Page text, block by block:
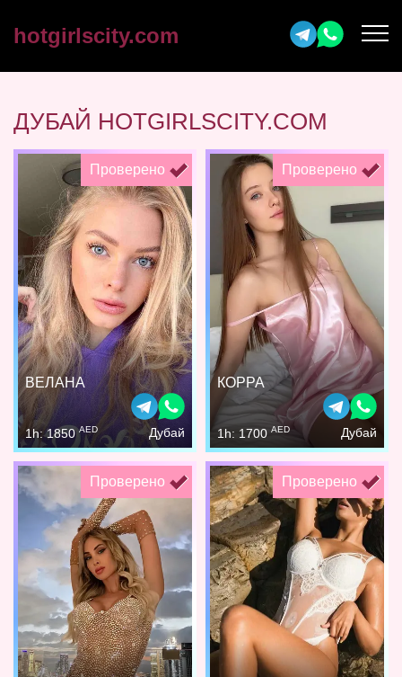
hotgirlscity.com
ДУБАЙ HOTGIRLSCITY.COM
Проверено
ВЕЛАНА
1h: 1850AED Дубай
Проверено
КОРРА
1h: 1700 AED Дубай
Проверено Проверено